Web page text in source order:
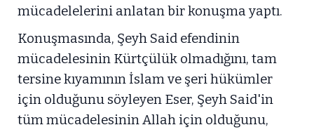
mücadelelerini anlatan bir konuşma yaptı.
Konuşmasında, Şeyh Said efendinin
mücadelesinin Kürtçülük olmadığını, tam
tersine kıyamının İslam ve şeri hükümler
için olduğunu söyleyen Eser, Şeyh Said'in
tüm mücadelesinin Allah için olduğunu,